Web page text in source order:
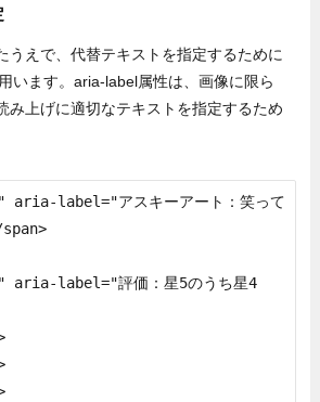
うえで、代替テキストを指定するために
います。aria-label属性は、画像に限ら
み上げに適切なテキストを指定するため
label="アスキーアート：笑って
aria-label="評価：星5のうち星4